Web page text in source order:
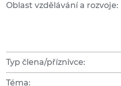
Oblast vzdělávání a rozvoje:
Typ člena/příznivce:
Téma: